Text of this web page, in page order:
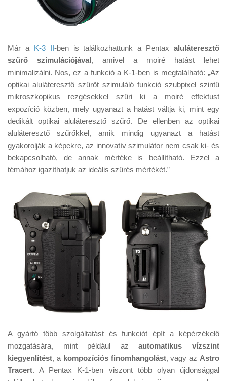
Már a K-3 II-ben is találkozhattunk a Pentax aluláteresztő
szűrő szimulációjával, amivel a moiré hatást lehet
minimalizálni. Nos, ez a funkció a K-1-ben is megtalálható: „Az
optikai aluláteresztő szűrőt szimuláló funkció szubpixel szintű
mikroszkopikus rezgésekkel szűri ki a moiré effektust
expozíció közben, mely ugyanazt a hatást váltja ki, mint egy
dedikált optikai aluláteresztő szűrő. De ellenben az optikai
aluláteresztő szűrőkkel, amik mindig ugyanazt a hatást
gyakorolják a képekre, az innovatív szimulátor nem csak ki- és
bekapcsolható, de annak mértéke is beállítható. Ezzel a
témához igazíthatjuk az ideális szűrés mértékét.”
A gyártó több szolgáltatást és funkciót épít a képérzékelő
mozgatására, mint például azautomatikus vízszint
kiegyenlítést, a kompozíciós finomhangolást, vagy az Astro
Tracert. A Pentax K-1-ben viszont több olyan újdonsággal